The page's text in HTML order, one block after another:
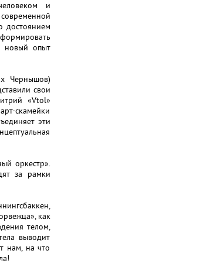
и
достоянием
новый опыт
Чернышов)
свои
«Vtol»
скамейки
эти
оркестр».
за рамки
как
телом,
выводит
нам, на что